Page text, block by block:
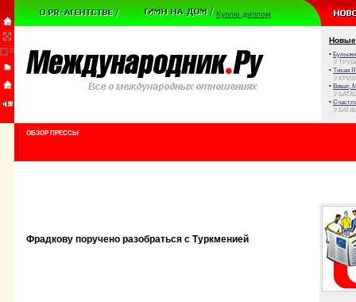
Куплю диплом
Новые
•
//
• Тихая
//
• Виват,
//
•
//
ОБЗОР ПРЕССЫ
Фрадкову поручено разобраться с Туркменией